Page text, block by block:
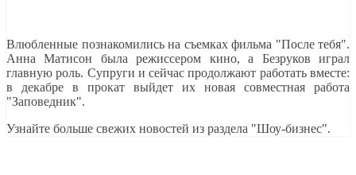
Влюбленные познакомились на съемках фильма "После тебя".
Анна Матисон была режиссером кино, а Безруков играл
главную роль. Супруги и сейчас продолжают работать вместе:
в декабре в прокат выйдет их новая совместная работа
"Заповедник".
Узнайте больше свежих новостей из раздела "Шоу-бизнес".